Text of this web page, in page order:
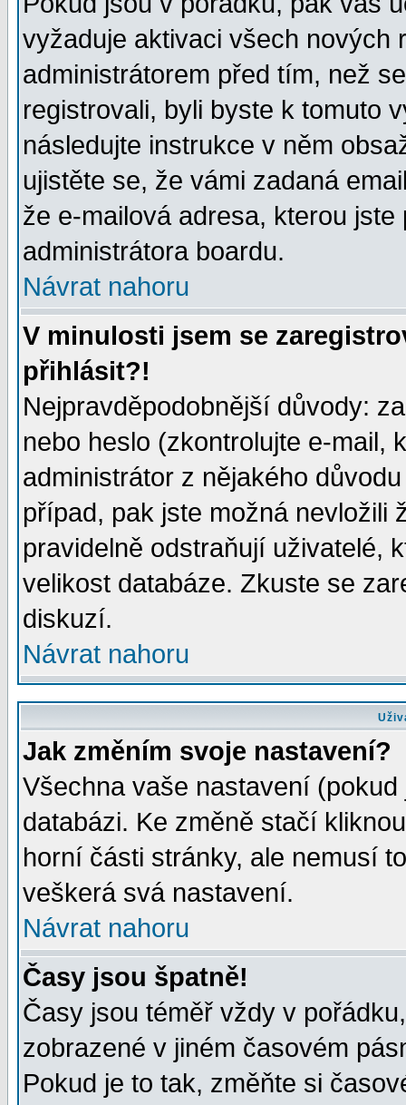
vyžaduje aktivaci všech nových
administrátorem před tím, než
registrovali, byli byste k tomuto
následujte instrukce v něm
ujistěte se, že vámi zadaná
že e-mailová adresa, kterou
administrátora boardu.
Návrat nahoru
V minulosti jsem se
přihlásit?!
Nejpravděpodobnější důvody:
nebo heslo (zkontrolujte e-mail,
administrátor z nějakého
případ, pak jste možná nevložili
pravidelně odstraňují uživatelé,
velikost databáze. Zkuste se
diskuzí.
Návrat nahoru
Jak změním svoje nastavení?
Všechna vaše nastavení
databázi. Ke změně stačí
horní části stránky, ale nemusí
veškerá svá nastavení.
Návrat nahoru
Časy jsou špatně!
Časy jsou téměř vždy v
zobrazené v jiném časovém
Pokud je to tak, změňte si